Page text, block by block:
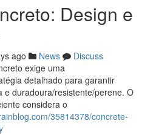
Design e
ago News
Discuss
exige uma
detalhado para garantir
e duradoura/resistente/perene. O
considera o
35814378/concrete-